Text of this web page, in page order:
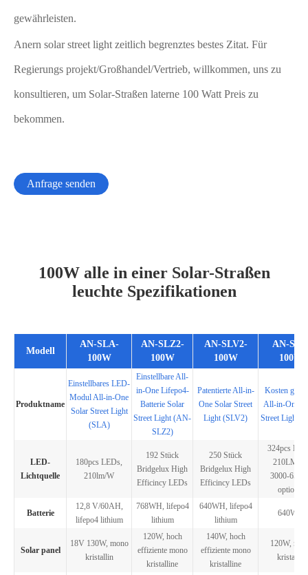
gewährleisten.
Anern solar street light zeitlich begrenztes bestes Zitat. Für
Regierungs projekt/Großhandel/Vertrieb, willkommen, uns zu
konsultieren, um Solar-Straßen laterne 100 Watt Preis zu
bekommen.
Anfrage senden
100W alle in einer Solar-Straßen
leuchte Spezifikationen
Modell
AN-SLA-
100W
AN-SLZ2-
100W
AN-SLV2-
100W
AN-
100W
Produktname
Einstellbares LED-
Modul All-in-One
Solar Street Light
(SLA)
Einstellbare All-
in-One Lifepo4-
Batterie Solar
Street Light (AN-
SLZ2)
Patentierte All-in-
One Solar Street
Light (SLV2)
Kosten
All-in-One
Street Light
LED-
Lichtquelle
180pcs LEDs,
210lm/W
192 Stück
Bridgelux High
Efficincy LEDs
250 Stück
Bridgelux High
Efficincy LEDs
324pcs
210LM/W,
3000-
optional
Batterie
12,8 V/60AH,
lifepo4 lithium
768WH, lifepo4
lithium
640WH, lifepo4
lithium
640WH
Solar panel
18V 130W, mono
kristallin
120W, hoch
effiziente mono
kristalline
140W, hoch
effiziente mono
kristalline
120W,
kristallin